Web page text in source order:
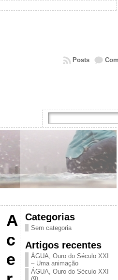
Posts
A
c
e
Categorias
Sem categoria
Artigos recentes
ÁGUA, Ouro do Século XXI
– Uma animação
ÁGUA, Ouro do Século XXI